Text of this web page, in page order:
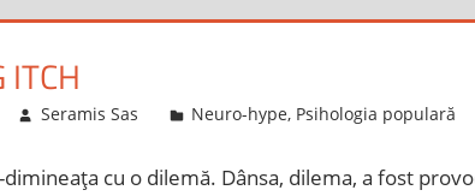
Seramis Sas Neuro-hype, Psihologia populară
cu o dilemă. Dânsa, dilema, a fost